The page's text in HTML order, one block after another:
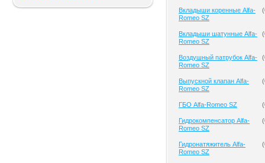
Вкладыши коренные Alfa-
Romeo SZ
(
Вкладыши шатунные Alfa-
Romeo SZ
(
Воздушный патрубок Alfa-
Romeo SZ
(
Выпускной клапан Alfa-
Romeo SZ
(
ГБО Alfa-Romeo SZ (
Гидрокомпенсатор Alfa-
Romeo SZ
(
Гидронатяжитель Alfa-
Romeo SZ
(